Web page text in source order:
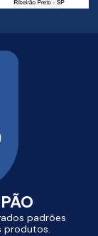
padrões
produtos.